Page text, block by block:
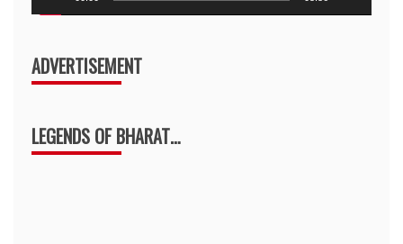
ADVERTISEMENT
LEGENDS OF BHARAT…